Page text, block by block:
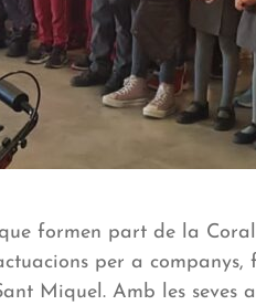
formen part de la
per a
Miquel. Amb les seves